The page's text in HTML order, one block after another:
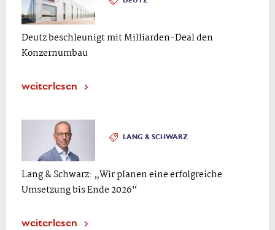
Deutz beschleunigt mit Milliarden-Deal den
Konzernumbau
weiterlesen
LANG & SCHWARZ
Lang & Schwarz: „Wir planen eine erfolgreiche
Umsetzung bis Ende 2026“
weiterlesen